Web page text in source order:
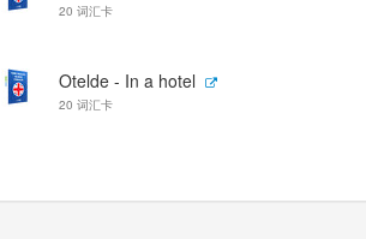
20 词汇卡
Otelde - In a hotel
20 词汇卡